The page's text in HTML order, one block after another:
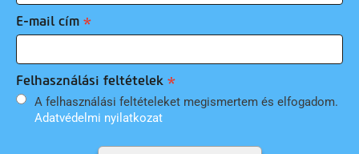
E-mail cím
Felhasználási feltételek
A felhasználási feltételeket megismertem és elfogadom.
Adatvédelmi nyilatkozat